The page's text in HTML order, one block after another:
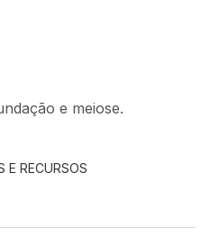
e meiose.
E RECURSOS